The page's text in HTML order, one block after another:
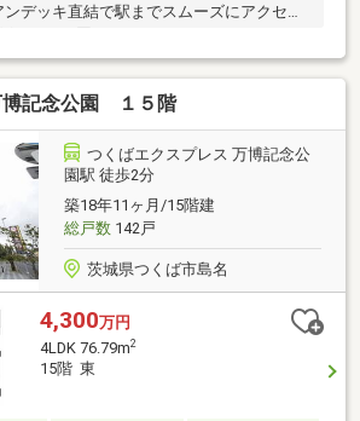
ンデッキ直結で駅までスムーズにアクセ
動可能・買い物施設が徒歩圏内に充実・小
、子育てしやすい住環境・家計に優しいオ
ション・豊富な収納スペースを確保・専
ガーデニングやお子様の遊び場にも最適・
採用で快適な室内環境・大切なペットと一
マンション・大規模マンションならでは
用施設・管理体制良好で安心の住環境・
な共用施設が暮らしをより豊かに彩りま
博記念公園 １５階
つくばエクスプレス 万博記念公
園駅 徒歩2分
築18年11ヶ月/15階建
総戸数142戸
茨城県つくば市島名
4,300万円
4LDK 76.79m2
15階 東